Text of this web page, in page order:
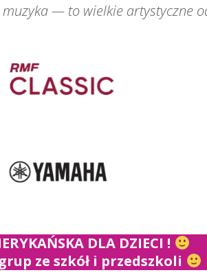
— to wielkie artystyczne
DLA DZIECI !
ze szkół i przedszkoli